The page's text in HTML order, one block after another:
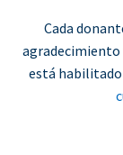
Cada
agradecimiento
está habilitado